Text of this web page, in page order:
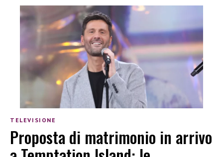
TELEVISIONE
Proposta di matrimonio in arrivo